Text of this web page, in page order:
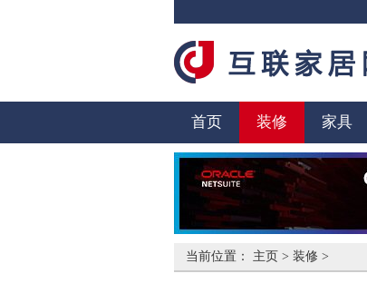
首页 装修 家具
当前位置： 主页 > 装修 >